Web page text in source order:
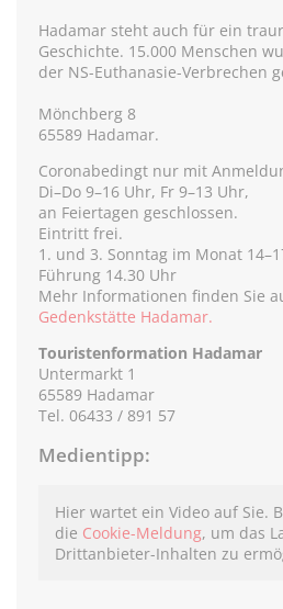
Hadamar steht auch für ein
Geschichte. 15.000 Menschen
der NS-Euthanasie-Verbrechen
Mönchberg 8
65589 Hadamar.
Coronabedingt nur mit
Di–Do 9–16 Uhr, Fr 9–13 Uhr,
an Feiertagen geschlossen.
Eintritt frei.
1. und 3. Sonntag im Monat
Führung 14.30 Uhr
Mehr Informationen finden Sie
Gedenkstätte Hadamar.
Touristenformation Hadamar
Untermarkt 1
65589 Hadamar
Tel. 06433 / 891 57
Medientipp:
Hier wartet ein Video auf Sie.
die Cookie-Meldung, um das
Drittanbieter-Inhalten zu